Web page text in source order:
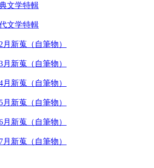
文学特輯
文学特輯
月新蒐（自筆物）
月新蒐（自筆物）
月新蒐（自筆物）
月新蒐（自筆物）
月新蒐（自筆物）
月新蒐（自筆物）